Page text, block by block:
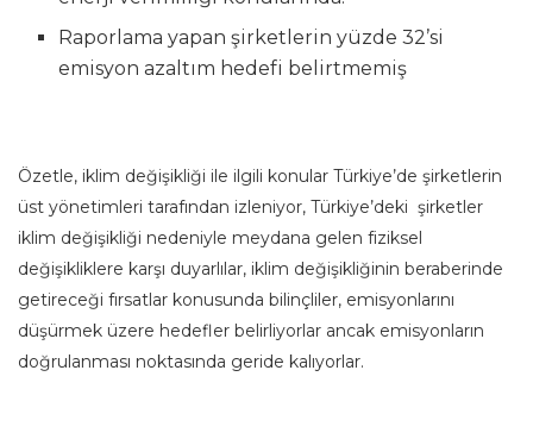
Raporlama yapan şirketlerin yüzde 32’si
emisyon azaltım hedefi belirtmemiş
Özetle, iklim değişikliği ile ilgili konular Türkiye’de şirketlerin
üst yönetimleri tarafından izleniyor, Türkiye’deki şirketler
iklim değişikliği nedeniyle meydana gelen fiziksel
değişikliklere karşı duyarlılar, iklim değişikliğinin beraberinde
getireceği fırsatlar konusunda bilinçliler, emisyonlarını
düşürmek üzere hedefler belirliyorlar ancak emisyonların
doğrulanması noktasında geride kalıyorlar.